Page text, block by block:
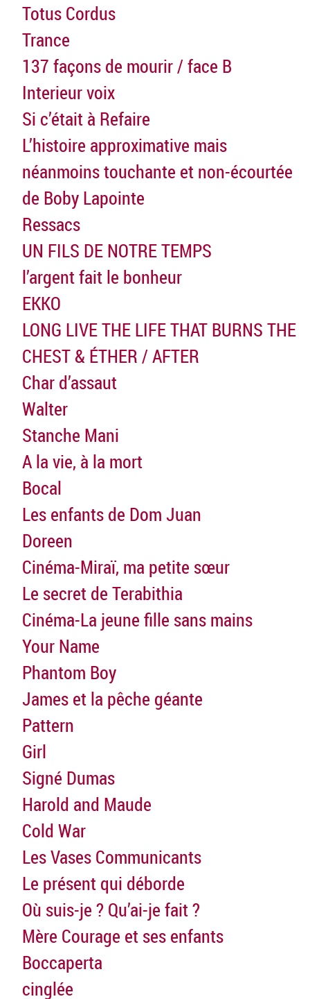
Totus Cordus
Trance
137 façons de mourir / face B
Interieur voix
Si c’était à Refaire
L’histoire approximative mais
néanmoins touchante et non-écourtée
de Boby Lapointe
Ressacs
UN FILS DE NOTRE TEMPS
l’argent fait le bonheur
EKKO
LONG LIVE THE LIFE THAT BURNS THE
CHEST & ÉTHER / AFTER
Char d’assaut
Walter
Stanche Mani
A la vie, à la mort
Bocal
Les enfants de Dom Juan
Doreen
Cinéma-Miraï, ma petite sœur
Le secret de Terabithia
Cinéma-La jeune fille sans mains
Your Name
Phantom Boy
James et la pêche géante
Pattern
Girl
Signé Dumas
Harold and Maude
Cold War
Les Vases Communicants
Le présent qui déborde
Où suis-je ? Qu’ai-je fait ?
Mère Courage et ses enfants
Boccaperta
cinglée